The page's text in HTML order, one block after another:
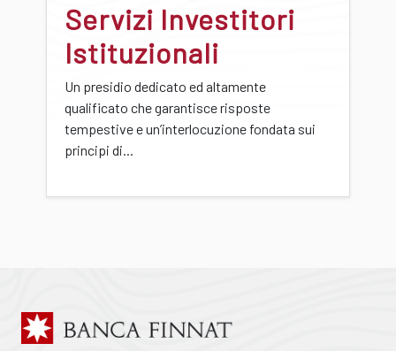
Servizi Investitori
Istituzionali
Un presidio dedicato ed altamente
qualificato che garantisce risposte
tempestive e un’interlocuzione fondata sui
principi di...